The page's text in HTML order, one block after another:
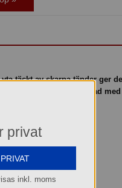
täckt av skarpa tänder ger
måltiden. Tillverkad
privat
PRIVAT
inkl. moms